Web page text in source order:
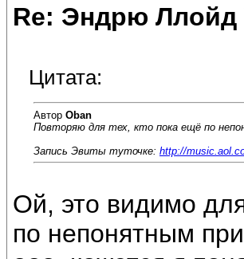
Re: Эндрю Ллойд
Цитата:
Автор Oban
Повторяю для тех, кто пока ещё по
Запись Эвиты туточке: http://
Ой, это видимо
по непонятным